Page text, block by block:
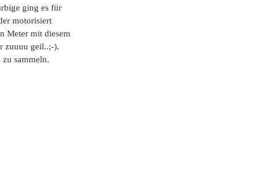
ging es für
motorisiert
Meter mit diesem
zuuuu geil..;-).
sammeln.